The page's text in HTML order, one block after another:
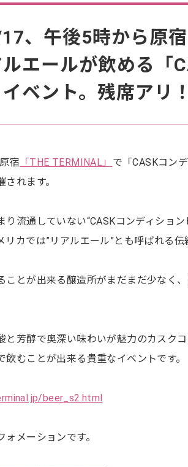
、午後5時から原宿
エールが飲める「
ベント。残席アリ！
宿 「THE TERMINAL」 で「CASKコン
れます。
り流通していない“CASKコンディショ
リカでは”リアルエール”とも呼ばれる伝
ことが出来る醸造所がまだまだ少なく
と芳醇で奥深い味わいが魅力のカスク
飲むことが出来る貴重なイベントです。
beer_s2.html
ォメーションです。